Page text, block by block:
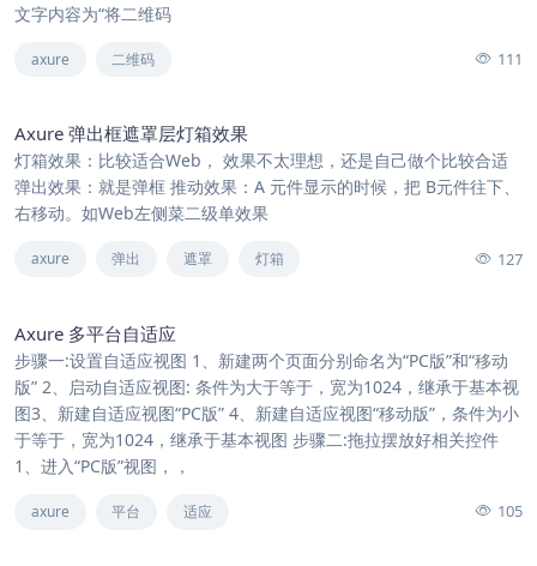
文字内容为“将二维码
axure 二维码 111
Axure 弹出框遮罩层灯箱效果
灯箱效果：比较适合Web， 效果不太理想，还是自己做个比较合适
弹出效果：就是弹框 推动效果：A 元件显示的时候，把 B元件往下、
右移动。如Web左侧菜二级单效果
axure 弹出 遮罩 灯箱 127
Axure 多平台自适应
步骤一:设置自适应视图 1、新建两个页面分别命名为“PC版”和“移动
版” 2、启动自适应视图: 条件为大于等于，宽为1024，继承于基本视
图3、新建自适应视图“PC版” 4、新建自适应视图“移动版”，条件为小
于等于，宽为1024，继承于基本视图 步骤二:拖拉摆放好相关控件
1、进入“PC版”视图，，
axure 平台 适应 105